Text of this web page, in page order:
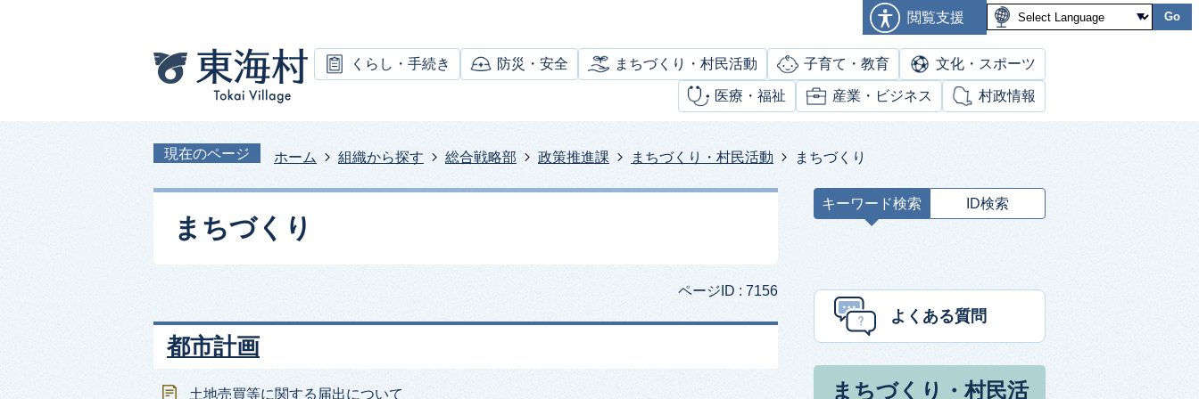
閲覧支援 Go
くらし・手続き 防災・安全 まちづくり・村民活動 子育て・教育 文化・スポーツ
医療・福祉 産業・ビジネス 村政情報
現在のページ ホーム 組織から探す 総合戦略部 政策推進課 まちづくり・村民活動 まちづくり
まちづくり
ページID : 7156
都市計画
土地売買等に関する届出について
キーワード検索 ID検索
ー
よくある質問
まちづくり・村民活